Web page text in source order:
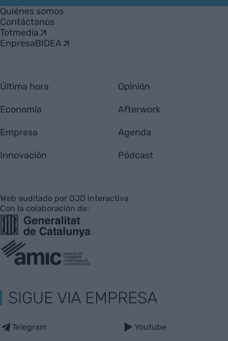
Empresa
Quiénes somos
Contáctanos
Totmedia
EnpresaBIDEA
Última hora
Economía
Empresa
Innovación
Opinión
Afterwork
Agenda
Pódcast
Web auditado por OJD interactiva
Con la colaboración de:
SIGUE VIA EMPRESA
Telegram Youtube